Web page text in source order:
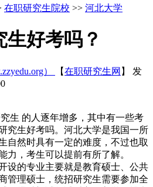
在职研究生院校 >> 河北大学
好考吗？
） 【在职研究生网 】
发
的人逐年增多，其中有一些考
究生好考吗。河北大学是我国一所
自然时具有一定的难度，不过也取
力，考生可以提前有所了解。
的专业主要就是教育硕士、公共
管理硕士，统招研究生需要参加全